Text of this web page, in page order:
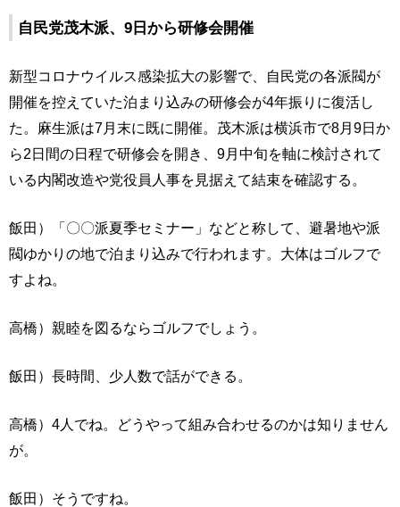
自民党茂木派、9日から研修会開催
新型コロナウイルス感染拡大の影響で、自民党の各派閥が
開催を控えていた泊まり込みの研修会が4年振りに復活し
た。麻生派は7月末に既に開催。茂木派は横浜市で8月9日か
ら2日間の日程で研修会を開き、9月中旬を軸に検討されて
いる内閣改造や党役員人事を見据えて結束を確認する。
飯田）「〇〇派夏季セミナー」などと称して、避暑地や派
閥ゆかりの地で泊まり込みで行われます。大体はゴルフで
すよね。
高橋）親睦を図るならゴルフでしょう。
飯田）長時間、少人数で話ができる。
高橋）4人でね。どうやって組み合わせるのかは知りません
が。
飯田）そうですね。